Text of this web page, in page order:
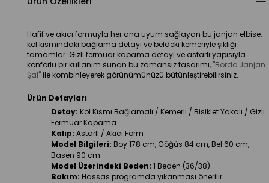
Hafif ve akıcı formuyla her ana uyum sağlayan bu janjan elbise,
kol kısmındaki bağlama detayı ve beldeki kemeriyle şıklığı
tamamlar. Gizli fermuar kapama detayı ve astarlı yapısıyla
konforlu bir kullanım sunan bu zamansız tasarımı, "Bordo Janjan
Şal" ile kombinleyerek görünümünüzü bütünleştirebilirsiniz.
Ürün Detayları
Detay: Kol Kısmı Bağlamalı / Kemerli / Bisiklet Yakalı / Gizli
Fermuar Kapama
Kalıp: Astarlı / Akıcı Form
Model Bilgileri: Boy 178 cm, Göğüs 84 cm, Bel 60 cm,
Basen 90 cm
Model Üzerindeki Beden: 1 Beden (36/38)
Bakım: Hassas programda yıkanması önerilir.